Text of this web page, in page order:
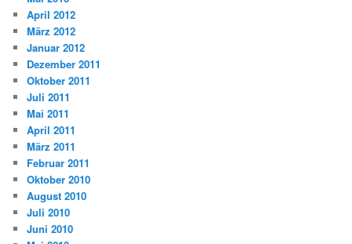
April 2012
März 2012
Januar 2012
Dezember 2011
Oktober 2011
Juli 2011
Mai 2011
April 2011
März 2011
Februar 2011
Oktober 2010
August 2010
Juli 2010
Juni 2010